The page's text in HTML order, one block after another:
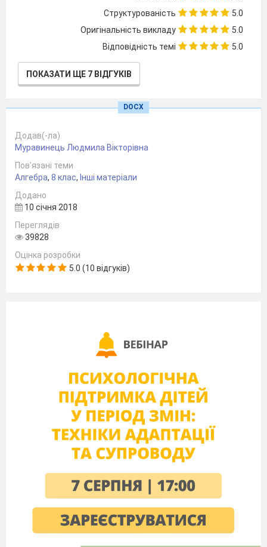
Структурованість
5.0
Оригінальність викладу
5.0
Відповідність темі
5.0
ПОКАЗАТИ ЩЕ 7 ВІДГУКІВ
DOCX
Додав(-ла)
Муравинець Людмила Вікторівна
Пов’язані теми
Алгебра, 8 клас, Інші матеріали
Додано
10 січня 2018
Переглядів
39828
Оцінка розробки
5.0 (10 відгуків)